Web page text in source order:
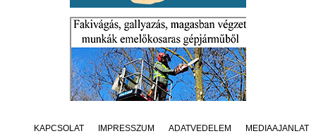
KAPCSOLAT IMPRESSZUM ADATVÉDELEM MÉDIAAJÁNLAT